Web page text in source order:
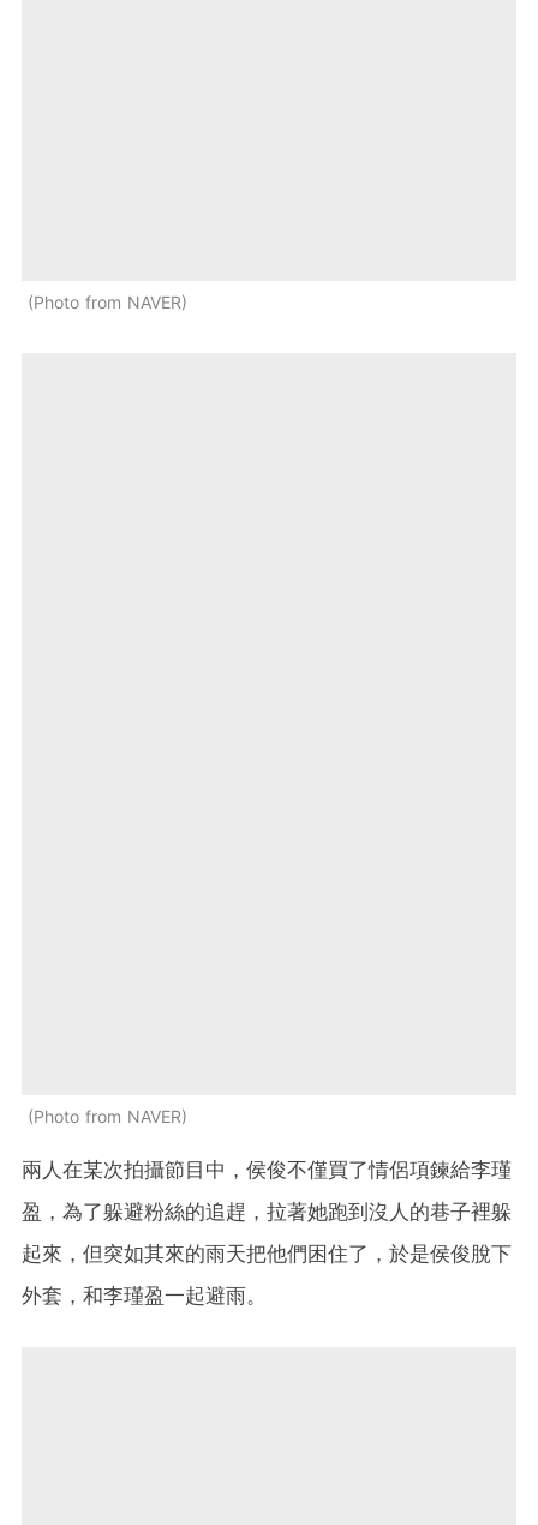
Photo from NAVER
Photo from NAVER
兩人在某次拍攝節目中，侯俊不僅買了情侶項鍊給李瑾
盈，為了躲避粉絲的追趕，拉著她跑到沒人的巷子裡躲
起來，但突如其來的雨天把他們困住了，於是侯俊脫下
外套，和李瑾盈一起避雨。